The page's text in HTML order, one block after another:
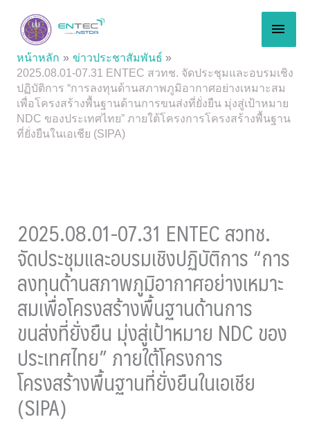
content
หน้าหลัก
ข่าวประชาสัมพันธ์
2025.08.01-07.31 ENTEC สวทช. จัดประชุมและอบรมเชิง
ปฏิบัติการ “การลงทุนด้านสภาพภูมิอากาศอย่างเหมาะสม
เพื่อโครงสร้างพื้นฐานด้านการขนส่งที่ยั่งยืน มุ่งสู่เป้าหมาย
NDC ของประเทศไทย” ภายใต้โครงการโครงสร้างพื้นฐาน
ที่ยั่งยืนในเอเชีย (SIPA)
2025.08.01-07.31 ENTEC สวทช.
จัดประชุมและอบรมเชิงปฏิบัติการ “การ
ลงทุนด้านสภาพภูมิอากาศอย่างเหมาะ
สมเพื่อโครงสร้างพื้นฐานด้านการ
ขนส่งที่ยั่งยืน มุ่งสู่เป้าหมาย NDC ของ
ประเทศไทย” ภายใต้โครงการ
โครงสร้างพื้นฐานที่ยั่งยืนในเอเชีย
(SIPA)